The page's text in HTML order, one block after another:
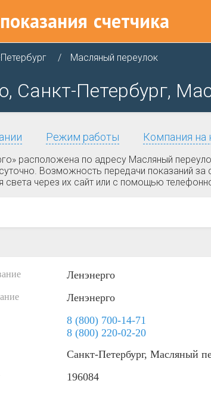
счетчика
Масляный переулок
Санкт-Петербург,
Режим работы Компания на
расположена по адресу Масляный
Возможность передачи показаний
света через их сайт или с помощью
Ленэнерго
Ленэнерго
8 (800) 700-14-71
8 (800) 220-02-20
Санкт-Петербург, Масляный
196084